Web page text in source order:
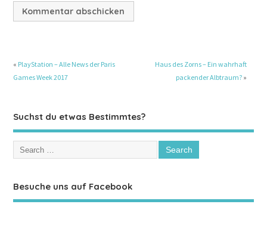
« PlayStation – Alle News der Paris
Games Week 2017
Haus des Zorns – Ein wahrhaft
packender Albtraum?»
Suchst du etwas Bestimmtes?
Besuche uns auf Facebook